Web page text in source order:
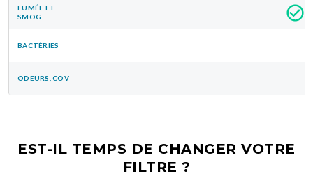
FUMÉE ET
SMOG
BACTÉRIES
ODEURS, COV
EST-IL TEMPS DE CHANGER VOTRE
FILTRE ?